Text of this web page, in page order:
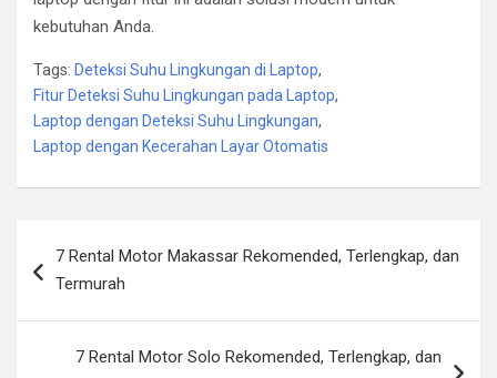
kebutuhan Anda.
Tags: Deteksi Suhu Lingkungan di Laptop,
Fitur Deteksi Suhu Lingkungan pada Laptop,
Laptop dengan Deteksi Suhu Lingkungan,
Laptop dengan Kecerahan Layar Otomatis
navigation
7 Rental Motor Makassar Rekomended, Terlengkap, dan
Termurah
7 Rental Motor Solo Rekomended, Terlengkap, dan